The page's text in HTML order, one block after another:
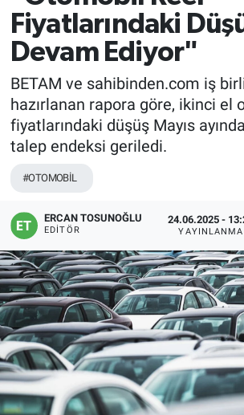
Fiyatlarındaki
Devam Ediyor"
BETAM ve sahibinden.com iş
hazırlanan rapora göre, ikinci el
fiyatlarındaki düşüş Mayıs
talep endeksi geriledi.
#OTOMOBİL
ERCAN TOSUNOĞLU
EDITÖR
24.06.2025 -
YAYINLANMA